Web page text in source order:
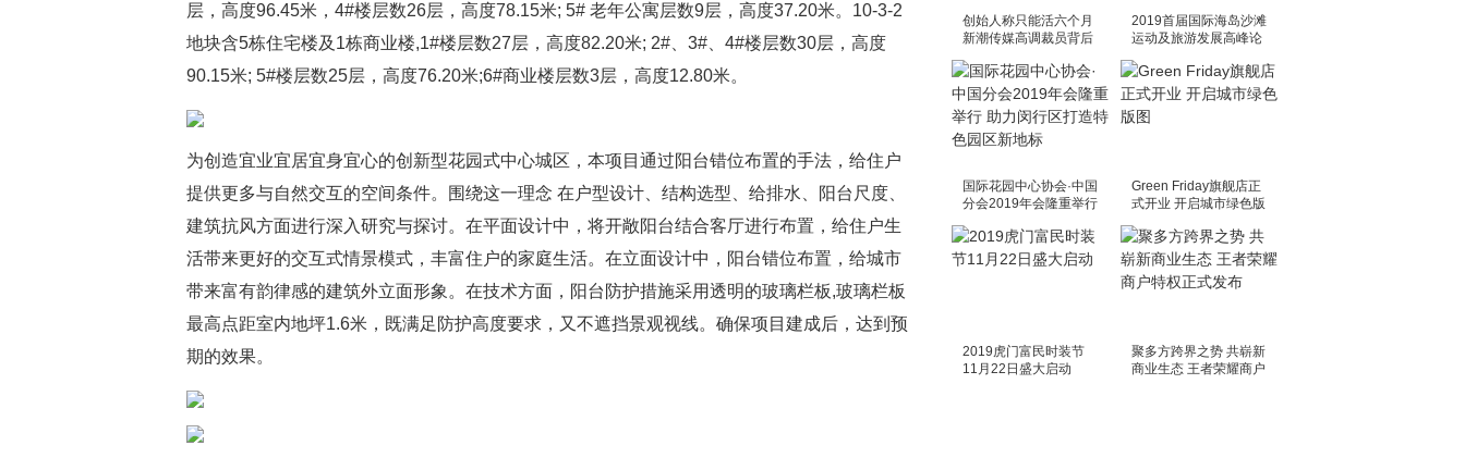
层，高度96.45米，4#楼层数26层，高度78.15米; 5# 老年公寓层数9层，高度37.20米。10-3-2
地块含5栋住宅楼及1栋商业楼,1#楼层数27层，高度82.20米; 2#、3#、4#楼层数30层，高度
90.15米; 5#楼层数25层，高度76.20米;6#商业楼层数3层，高度12.80米。
为创造宜业宜居宜身宜心的创新型花园式中心城区，本项目通过阳台错位布置的手法，给住户
提供更多与自然交互的空间条件。围绕这一理念 在户型设计、结构选型、给排水、阳台尺度、
建筑抗风方面进行深入研究与探讨。在平面设计中，将开敞阳台结合客厅进行布置，给住户生
活带来更好的交互式情景模式，丰富住户的家庭生活。在立面设计中，阳台错位布置，给城市
带来富有韵律感的建筑外立面形象。在技术方面，阳台防护措施采用透明的玻璃栏板,玻璃栏板
最高点距室内地坪1.6米，既满足防护高度要求，又不遮挡景观视线。确保项目建成后，达到预
期的效果。
创始人称只能活六个月
新潮传媒高调裁员背后
2019首届国际海岛沙滩
运动及旅游发展高峰论
国际花园中心协会·中国
分会2019年会隆重举行
区新地标
Green Friday旗舰店正
式开业 开启城市绿色版
2019虎门富民时装节
11月22日盛大启动
聚多方跨界之势 共崭新
商业生态 王者荣耀商户